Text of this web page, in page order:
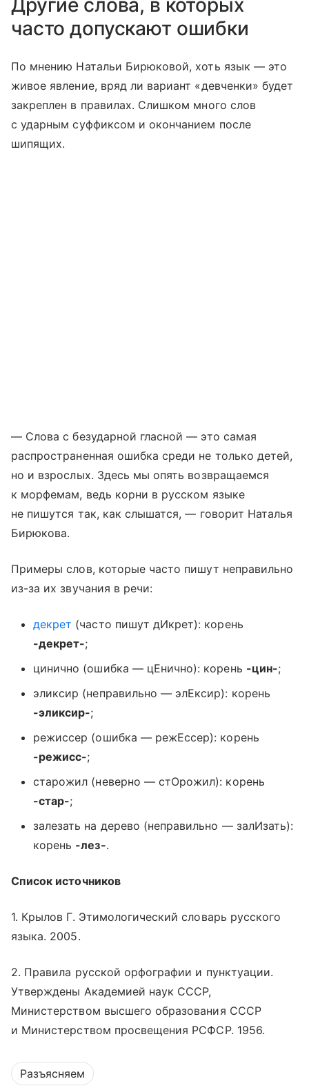
Другие слова, в которых
часто допускают ошибки
По мнению Натальи Бирюковой, хоть язык — это
живое явление, вряд ли вариант «девченки» будет
закреплен в правилах. Слишком много слов
с ударным суффиксом и окончанием после
шипящих.
— Слова с безударной гласной — это самая
распространенная ошибка среди не только детей,
но и взрослых. Здесь мы опять возвращаемся
к морфемам, ведь корни в русском языке
не пишутся так, как слышатся, — говорит Наталья
Бирюкова.
Примеры слов, которые часто пишут неправильно
из-за их звучания в речи:
декрет (часто пишут дИкрет): корень
-декрет-;
цинично (ошибка — цЕнично): корень -цин-;
эликсир (неправильно — элЕксир): корень
-эликсир-;
режиссер (ошибка — режЕссер): корень
-режисс-;
старожил (неверно — стОрожил): корень
-стар-;
залезать на дерево (неправильно — залИзать):
корень -лез-.
Список источников
1. Крылов Г. Этимологический словарь русского
языка. 2005.
2. Правила русской орфографии и пунктуации.
Утверждены Академией наук СССР,
Министерством высшего образования СССР
и Министерством просвещения РСФСР. 1956.
Разъясняем